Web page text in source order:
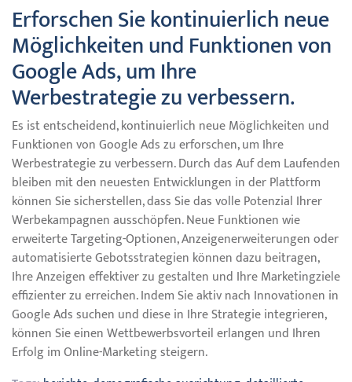
Erforschen Sie kontinuierlich neue
Möglichkeiten und Funktionen von
Google Ads, um Ihre
Werbestrategie zu verbessern.
Es ist entscheidend, kontinuierlich neue Möglichkeiten und
Funktionen von Google Ads zu erforschen, um Ihre
Werbestrategie zu verbessern. Durch das Auf dem Laufenden
bleiben mit den neuesten Entwicklungen in der Plattform
können Sie sicherstellen, dass Sie das volle Potenzial Ihrer
Werbekampagnen ausschöpfen. Neue Funktionen wie
erweiterte Targeting-Optionen, Anzeigenerweiterungen oder
automatisierte Gebotsstrategien können dazu beitragen,
Ihre Anzeigen effektiver zu gestalten und Ihre Marketingziele
effizienter zu erreichen. Indem Sie aktiv nach Innovationen in
Google Ads suchen und diese in Ihre Strategie integrieren,
können Sie einen Wettbewerbsvorteil erlangen und Ihren
Erfolg im Online-Marketing steigern.